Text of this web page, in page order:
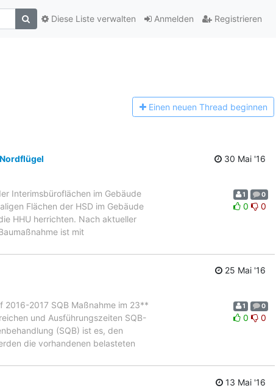
Anmelden Registrieren
Diese Liste verwalten
Einen neuen Thread beginnen
30 Mai '16
Interimsbüroflächen im Gebäude
Flächen der HSD im Gebäude
HHU herrichten. Nach aktueller
ist mit
1 0
0 0
25 Mai '16
2016-2017 SQB Maßnahme im 23**
und Ausführungszeiten SQB-
(SQB) ist es, den
die vorhandenen belasteten
1 0
0 0
13 Mai '16